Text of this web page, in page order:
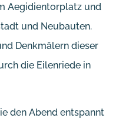
Aegidientorplatz und
und Neubauten.
Denkmälern dieser
die Eilenriede in
den Abend entspannt